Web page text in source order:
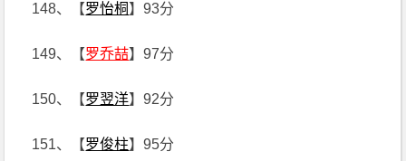
148、【罗怡桐 】93分
149、【罗乔喆】97分
150、【罗翌洋】92分
151、【罗俊柱】95分